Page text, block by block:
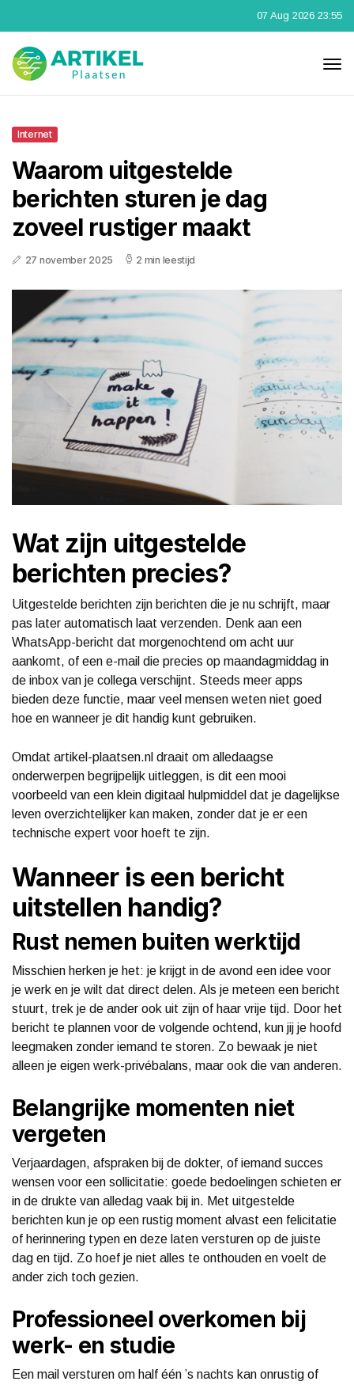
07 Aug 2026 23:55
Internet
Waarom uitgestelde
berichten sturen je dag
zoveel rustiger maakt
27 november 2025 2 min leestijd
Wat zijn uitgestelde
berichten precies?
Uitgestelde berichten zijn berichten die je nu schrijft, maar
pas later automatisch laat verzenden. Denk aan een
WhatsApp-bericht dat morgenochtend om acht uur
aankomt, of een e-mail die precies op maandagmiddag in
de inbox van je collega verschijnt. Steeds meer apps
bieden deze functie, maar veel mensen weten niet goed
hoe en wanneer je dit handig kunt gebruiken.
Omdat artikel-plaatsen.nl draait om alledaagse
onderwerpen begrijpelijk uitleggen, is dit een mooi
voorbeeld van een klein digitaal hulpmiddel dat je dagelijkse
leven overzichtelijker kan maken, zonder dat je er een
technische expert voor hoeft te zijn.
Wanneer is een bericht
uitstellen handig?
Rust nemen buiten werktijd
Misschien herken je het: je krijgt in de avond een idee voor
je werk en je wilt dat direct delen. Als je meteen een bericht
stuurt, trek je de ander ook uit zijn of haar vrije tijd. Door het
bericht te plannen voor de volgende ochtend, kun jij je hoofd
leegmaken zonder iemand te storen. Zo bewaak je niet
alleen je eigen werk-privébalans, maar ook die van anderen.
Belangrijke momenten niet
vergeten
Verjaardagen, afspraken bij de dokter, of iemand succes
wensen voor een sollicitatie: goede bedoelingen schieten er
in de drukte van alledag vaak bij in. Met uitgestelde
berichten kun je op een rustig moment alvast een felicitatie
of herinnering typen en deze laten versturen op de juiste
dag en tijd. Zo hoef je niet alles te onthouden en voelt de
ander zich toch gezien.
Professioneel overkomen bij
werk- en studie
Een mail versturen om half één ’s nachts kan onrustig of